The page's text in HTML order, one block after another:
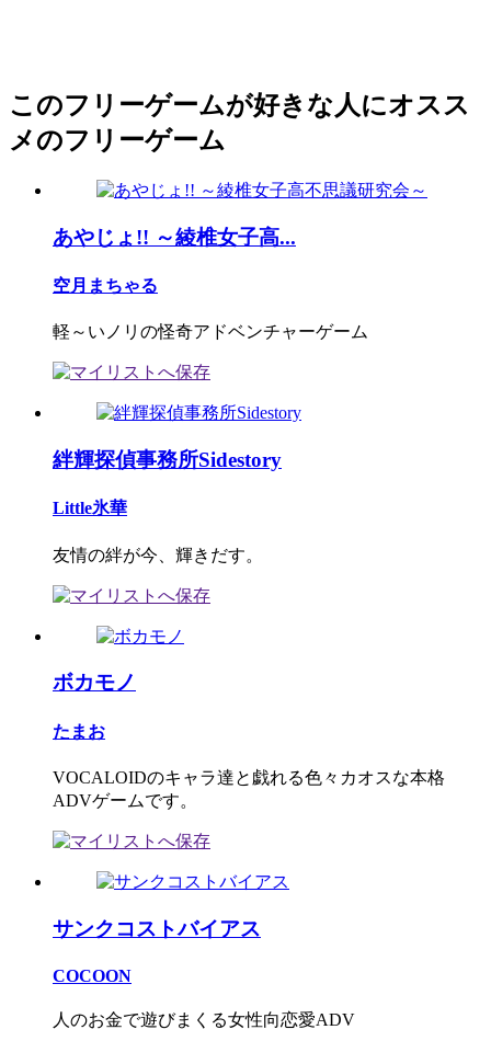
このフリーゲームが好きな人にオスス
メのフリーゲーム
あやじょ!! ～綾椎女子高...
空月まちゃる
軽～いノリの怪奇アドベンチャーゲーム
絆輝探偵事務所Sidestory
Little氷華
友情の絆が今、輝きだす。
ボカモノ
たまお
VOCALOIDのキャラ達と戯れる色々カオスな本格
ADVゲームです。
サンクコストバイアス
COCOON
人のお金で遊びまくる女性向恋愛ADV